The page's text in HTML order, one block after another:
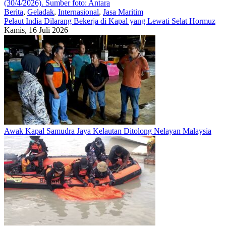
Berita, Geladak, Internasional, Jasa Maritim
Pelaut India Dilarang Bekerja di Kapal yang Lewati Selat Hormuz
Kamis, 16 Juli 2026
Awak Kapal Samudra Jaya Kelautan Ditolong Nelayan Malaysia